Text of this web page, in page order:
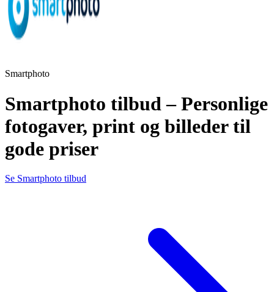
Smartphoto
Smartphoto tilbud – Personlige
fotogaver, print og billeder til
gode priser
Se Smartphoto tilbud